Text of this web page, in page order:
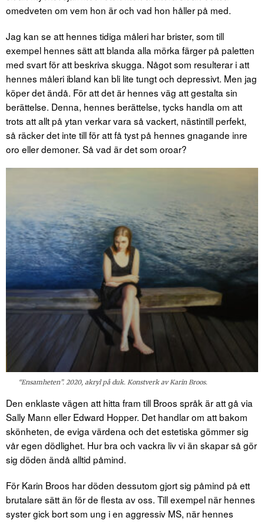
omedveten om vem hon är och vad hon håller på med.
Jag kan se att hennes tidiga måleri har brister, som till
exempel hennes sätt att blanda alla mörka färger på paletten
med svart för att beskriva skugga. Något som resulterar i att
hennes måleri ibland kan bli lite tungt och depressivt. Men jag
köper det ändå. För att det är hennes väg att gestalta sin
berättelse. Denna, hennes berättelse, tycks handla om att
trots att allt på ytan verkar vara så vackert, nästintill perfekt,
så räcker det inte till för att få tyst på hennes gnagande inre
oro eller demoner. Så vad är det som oroar?
“Ensamheten”. 2020, akryl på duk. Konstverk av Karin Broos.
Den enklaste vägen att hitta fram till Broos språk är att gå via
Sally Mann eller Edward Hopper. Det handlar om att bakom
skönheten, de eviga värdena och det estetiska gömmer sig
vår egen dödlighet. Hur bra och vackra liv vi än skapar så gör
sig döden ändå alltid påmind.
För Karin Broos har döden dessutom gjort sig påmind på ett
brutalare sätt än för de flesta av oss. Till exempel när hennes
syster gick bort som ung i en aggressiv MS, när hennes